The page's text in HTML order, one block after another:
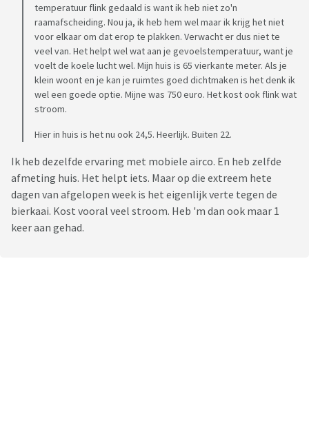
temperatuur flink gedaald is want ik heb niet zo'n
raamafscheiding. Nou ja, ik heb hem wel maar ik krijg het niet
voor elkaar om dat erop te plakken. Verwacht er dus niet te
veel van. Het helpt wel wat aan je gevoelstemperatuur, want je
voelt de koele lucht wel. Mijn huis is 65 vierkante meter. Als je
klein woont en je kan je ruimtes goed dichtmaken is het denk ik
wel een goede optie. Mijne was 750 euro. Het kost ook flink wat
stroom.
Hier in huis is het nu ook 24,5. Heerlijk. Buiten 22.
Ik heb dezelfde ervaring met mobiele airco. En heb zelfde
afmeting huis. Het helpt iets. Maar op die extreem hete
dagen van afgelopen week is het eigenlijk verte tegen de
bierkaai. Kost vooral veel stroom. Heb 'm dan ook maar 1
keer aan gehad.